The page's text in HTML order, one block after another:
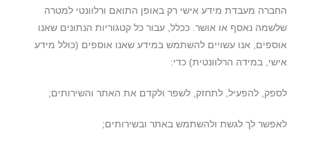
החברה מעבדת מידע אישי רק באופן התואם ורלוונטי למטרה
שלשמה נאסף או אושר. ככלל, עבור כל קטגוריות הנתונים שאנו
אוספים, אנו עשויים להשתמש במידע שאנו אוספים (כולל מידע
אישי, במידה הרלוונטית) כדי:
לספק, להפעיל, לתחזק, לשפר ולקדם את האתר והשירותים;
לאפשר לך לגשת ולהשתמש באתר ובשירותים;